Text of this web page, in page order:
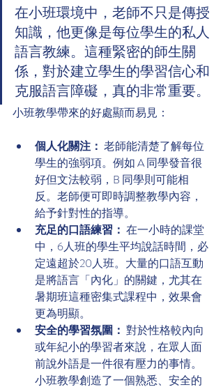
在小班環境中，老師不只是傳授
知識，他更像是每位學生的私人
語言教練。這種緊密的師生關
係，對於建立學生的學習信心和
克服語言障礙，真的非常重要。
小班教學帶來的好處顯而易見：
個人化關注： 老師能清楚了解每位
學生的強弱項。例如 A 同學發音很
好但文法較弱，B 同學則可能相
反。老師便可即時調整教學內容，
給予針對性的指導。
充足的口語練習： 在一小時的課堂
中，6人班的學生平均說話時間，必
定遠超於20人班。大量的口語互動
是將語言「內化」的關鍵，尤其在
暑期班這種密集式課程中，效果會
更為明顯。
安全的學習氛圍： 對於性格較內向
或年紀小的學習者來說，在眾人面
前說外語是一件很有壓力的事情。
小班教學創造了一個熟悉、安全的